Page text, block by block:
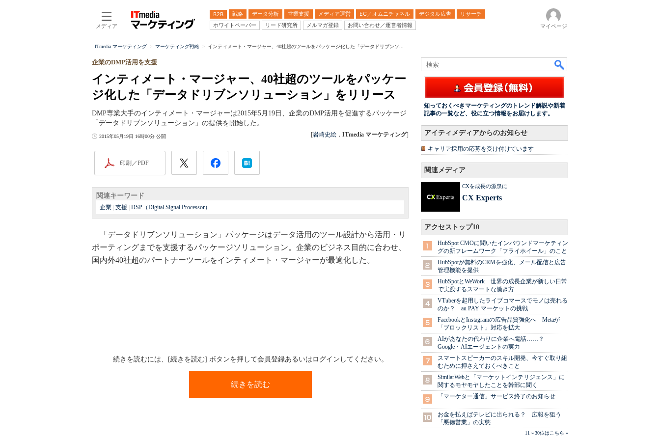
メディア
B2B 戦略 データ分析 営業支援 メディア運営 EC／オムニチャネル デジタル広告
リサーチ
ホワイトペーパー
リード研究所 メルマガ登録 お問い合わせ／運営者情報 マイページ
ITmedia マーケティング マーケティング戦略 インティメート・マージャー、40社超のツールをパッケージ化した「データドリブンソ...
インティメート・マージャー、40社超のツールをパッケー
ジ化した「データドリブンソリューション」をリリース
企業のDMP活用を支援
DMP専業大手のインティメート・マージャーは2015年5月19日、企業のDMP活用を促進するパッケージ
「データドリブンソリューション」の提供を開始した。
2015年05月19日 16時00分 公開 [岩崎史絵 ， ITmedia マーケティング]
印刷／PDF
関連キーワード
企業 支援 DSP（Digital Signal Processor）
「データドリブンソリューション」パッケージはデータ活用のツール設計から活用・リ
ポーティングまでを支援するパッケージソリューション。企業のビジネス目的に合わせ、
国内外40社超のパートナーツールをインティメート・マージャーが最適化した。
続きを読むには、[続きを読む] ボタンを押して会員登録あるいはログインしてください。
続きを読む
知っておくべきマーケティングのトレンド解説や新着
記事の一覧など、役に立つ情報をお届けします。
アイティメディアからのお知らせ
キャリア採用の応募を受け付けています
関連メディア
CXを成長の源泉に
CX Experts
アクセストップ10
HubSpot CMOに聞いたインバウンドマーケティン
グの新フレームワーク「フライホイール」のこと
HubSpotが無料のCRMを強化、メール配信と広告
管理機能を提供
HubSpotとWeWork 世界の成長企業が新しい日常
で実践するスマートな働き方
VTuberを起用したライブコマースでモノは売れる
のか？ au PAY マーケットの挑戦
FacebookとInstagramの広告品質強化へ Metaが
「ブロックリスト」対応を拡大
AIがあなたの代わりに企業へ電話……？
Google・AIエージェントの実力
スマートスピーカーのスキル開発、今すぐ取り組
むために押さえておくべきこと
SimilarWebと「マーケットインテリジェンス」に
関するモヤモヤしたことを幹部に聞く
「マーケター通信」サービス終了のお知らせ
お金を払えばテレビに出られる？ 広報を狙う
「悪徳営業」の実態
11～30位はこちら »